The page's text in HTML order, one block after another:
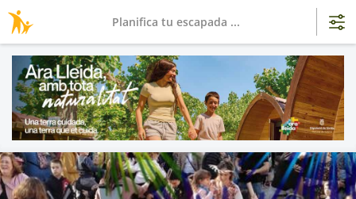
Planifica tu escapada ...